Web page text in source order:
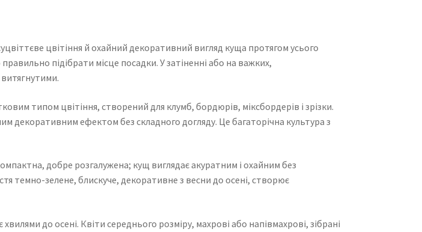
цвітіння й охайний декоративний вигляд куща протягом усього
підібрати місце посадки. У затіненні або на важких,
типом цвітіння, створений для клумб, бордюрів, міксбордерів і зрізки.
декоративним ефектом без складного догляду. Це багаторічна культура з
добре розгалужена; кущ виглядає акуратним і охайним без
темно-зелене, блискуче, декоративне з весни до осені, створює
до осені. Квіти середнього розміру, махрові або напівмахрові, зібрані